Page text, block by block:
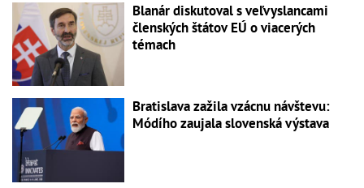
Blanár diskutoval s veľvyslancami
členských štátov EÚ o viacerých
témach
Bratislava zažila vzácnu návštevu:
Módího zaujala slovenská výstava